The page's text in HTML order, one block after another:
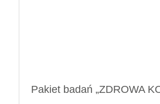
Pakiet badań „ZDROWA